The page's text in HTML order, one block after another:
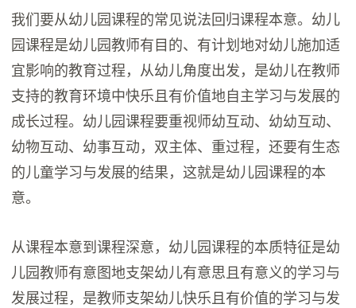
我们要从幼儿园课程的常见说法回归课程本意。幼儿
园课程是幼儿园教师有目的、有计划地对幼儿施加适
宜影响的教育过程，从幼儿角度出发，是幼儿在教师
支持的教育环境中快乐且有价值地自主学习与发展的
成长过程。幼儿园课程要重视师幼互动、幼幼互动、
幼物互动、幼事互动，双主体、重过程，还要有生态
的儿童学习与发展的结果，这就是幼儿园课程的本
意。
从课程本意到课程深意，幼儿园课程的本质特征是幼
儿园教师有意图地支架幼儿有意思且有意义的学习与
发展过程，是教师支架幼儿快乐且有价值的学习与发